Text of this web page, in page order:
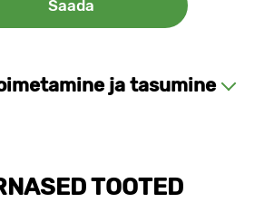
ja tasumine
TOOTED